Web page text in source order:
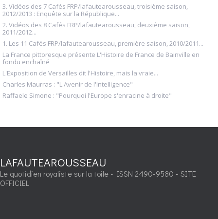
3. Vidéos des 7 Cafés FRP/lafautearousseau, troisième saison,
2012/2013 : Enquête sur la République...
2. Vidéos des 8 Cafés FRP/lafautearousseau, deuxième saison,
2011/2012...
1. Les 11 Cafés FRP/lafautearousseau, première saison, 2010/2011...
La France pittoresque présente L'Histoire de France de Bainville en
fondu enchaîné
L'Exposition de Versailles dit l'Histoire, mais la vraie...
Charles Maurras : "L'Avenir de l'Intelligence"
Raffaele Simone : "Pourquoi l'Europe s'enracine à droite"
LAFAUTEAROUSSEAU
Le quotidien royaliste sur la toile - ISSN 2490-9580 - SITE
OFFICIEL